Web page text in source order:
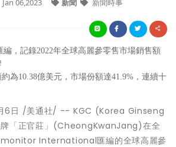
Jan 06,2023 新聞 新聞時事
編，記錄2022年全球高麗參零售市場銷售額
約為10.38億美元，市場份額達41.9%，連續十
6日 /美通社/ -- KGC (Korea Ginseng
「正官莊」(CheongKwanJang)在全
International匯編的全球高麗參